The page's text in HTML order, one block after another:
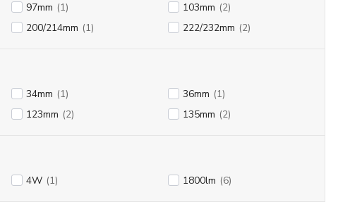
97mm (1) 103mm (2)
200/214mm (1) 222/232mm (2)
34mm (1) 36mm (1)
123mm (2) 135mm (2)
4W (1) 1800lm (6)